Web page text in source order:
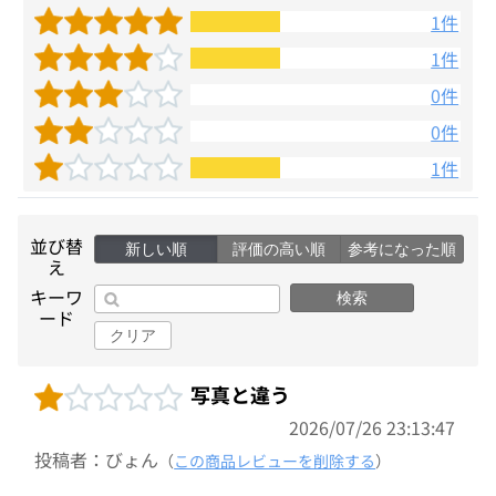
1件
1件
0件
0件
1件
並び替
え
新しい順 評価の高い順 参考になった順
キーワ
ード
検索
クリア
写真と違う
2026/07/26 23:13:47
投稿者：びょん （この商品レビューを削除する）